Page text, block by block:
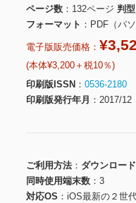
ページ数
132ページ 判型
フォーマット
PDF（パ
電子版販売価格：
(本体¥3,200＋税10％)
印刷版ISSN
0536-2180
印刷版発行年月
2017/12
ご利用方法
ダウンロー
同時使用端末数
3
対応OS
iOS最新の２世